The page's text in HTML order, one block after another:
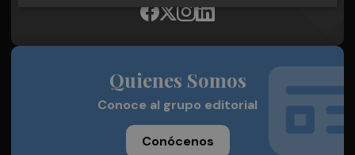
Quienes Somos
Conoce al grupo editorial
Conócenos